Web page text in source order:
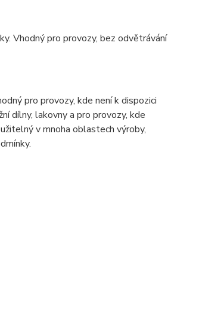
Vhodný pro provozy, bez odvětrávání
pro provozy, kde není k dispozici
dílny, lakovny a pro provozy, kde
v mnoha oblastech výroby,